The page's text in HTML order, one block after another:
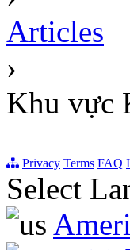
Articles
›
Khu vực
Privacy Terms FAQ
Select